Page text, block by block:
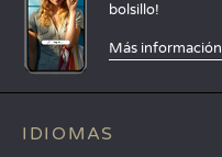
bolsillo!
Más información
IDIOMAS